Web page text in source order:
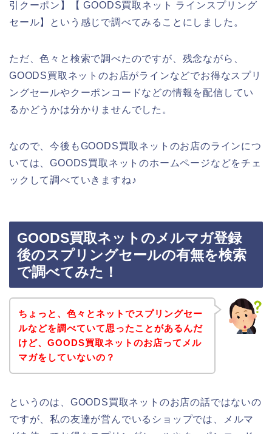
引クーポン】【 GOODS買取ネット ラインスプリング
セール】という感じで調べてみることにしました。
ただ、色々と検索で調べたのですが、残念ながら、
GOODS買取ネットのお店がラインなどでお得なスプリ
ングセールやクーポンコードなどの情報を配信してい
るかどうかは分かりませんでした。
なので、今後もGOODS買取ネットのお店のラインにつ
いては、GOODS買取ネットのホームページなどをチェ
ックして調べていきますね♪
GOODS買取ネットのメルマガ登録
後のスプリングセールの有無を検索
で調べてみた！
ちょっと、色々とネットでスプリングセー
ルなどを調べていて思ったことがあるんだ
けど、GOODS買取ネットのお店ってメル
マガをしていないの？
というのは、GOODS買取ネットのお店の話ではないの
ですが、私の友達が営んでいるショップでは、メルマ